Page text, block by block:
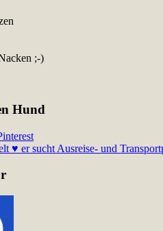
;-)
Hund
♥ er sucht Ausreise- und